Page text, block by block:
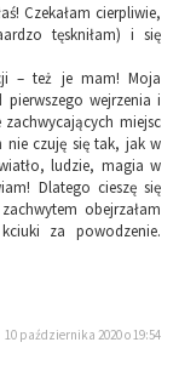
Czekałam cierpliwie,
tęskniłam) i się
– też je mam! Moja
wejrzenia i
miejsc
czuję się tak, jak w
ludzie, magia w
Dlatego cieszę się
obejrzałam
za powodzenie.
10 października 2020 o 19:54